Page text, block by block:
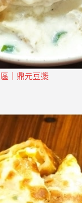
｜鼎元豆漿